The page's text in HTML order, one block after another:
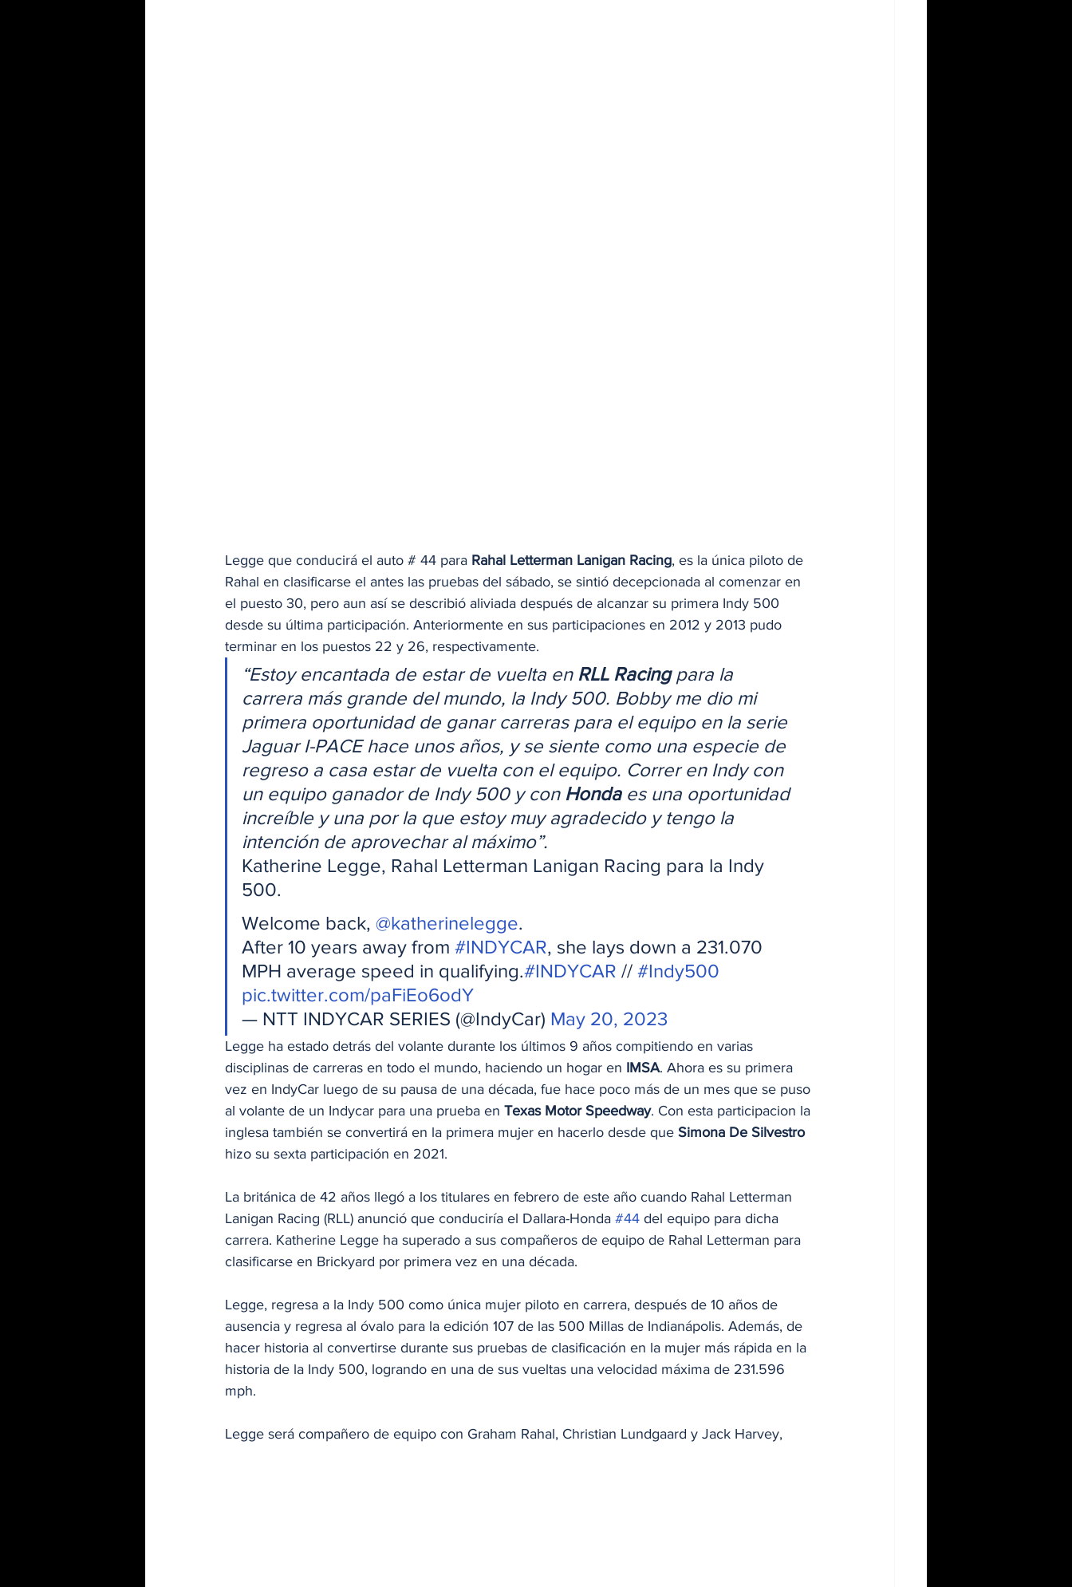
Legge que conducirá el auto # 44 para Rahal Letterman Lanigan Racing, es la única piloto de
Rahal en clasificarse el antes las pruebas del sábado, se sintió decepcionada al comenzar en
el puesto 30, pero aun así se describió aliviada después de alcanzar su primera Indy 500
desde su última participación. Anteriormente en sus participaciones en 2012 y 2013 pudo
terminar en los puestos 22 y 26, respectivamente.
“Estoy encantada de estar de vuelta en RLL Racing para la
carrera más grande del mundo, la Indy 500. Bobby me dio mi
primera oportunidad de ganar carreras para el equipo en la serie
Jaguar I-PACE hace unos años, y se siente como una especie de
regreso a casa estar de vuelta con el equipo. Correr en Indy con
un equipo ganador de Indy 500 y con Honda es una oportunidad
increíble y una por la que estoy muy agradecido y tengo la
intención de aprovechar al máximo”.
Katherine Legge, Rahal Letterman Lanigan Racing para la Indy
500.
Welcome back, @katherinelegge.
After 10 years away from #INDYCAR, she lays down a 231.070
MPH average speed in qualifying.#INDYCAR // #Indy500
pic.twitter.com/paFiEo6odY
— NTT INDYCAR SERIES (@IndyCar) May 20, 2023
Legge ha estado detrás del volante durante los últimos 9 años compitiendo en varias
disciplinas de carreras en todo el mundo, haciendo un hogar en IMSA. Ahora es su primera
vez en IndyCar luego de su pausa de una década, fue hace poco más de un mes que se puso
al volante de un Indycar para una prueba en Texas Motor Speedway. Con esta participacion la
inglesa también se convertirá en la primera mujer en hacerlo desde que Simona De Silvestro
hizo su sexta participación en 2021.
La británica de 42 años llegó a los titulares en febrero de este año cuando Rahal Letterman
Lanigan Racing (RLL) anunció que conduciría el Dallara-Honda #44 del equipo para dicha
carrera. Katherine Legge ha superado a sus compañeros de equipo de Rahal Letterman para
clasificarse en Brickyard por primera vez en una década.
Legge, regresa a la Indy 500 como única mujer piloto en carrera, después de 10 años de
ausencia y regresa al óvalo para la edición 107 de las 500 Millas de Indianápolis. Además, de
hacer historia al convertirse durante sus pruebas de clasificación en la mujer más rápida en la
historia de la Indy 500, logrando en una de sus vueltas una velocidad máxima de 231.596
mph.
Legge será compañero de equipo con Graham Rahal, Christian Lundgaard y Jack Harvey,